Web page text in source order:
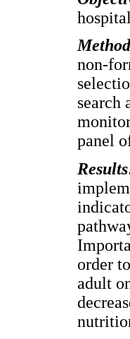
non-
search
panel
Results
order
adult